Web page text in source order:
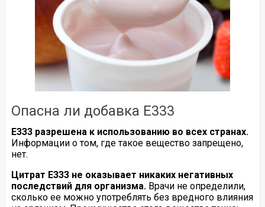
Опасна ли добавка Е333
Е333 разрешена к использованию во всех странах.
Информации о том, где такое вещество запрещено,
нет.
Цитрат Е333 не оказывает никаких негативных
последствий для организма.Врачи не определили,
сколько ее можно употреблять без вредного влияния